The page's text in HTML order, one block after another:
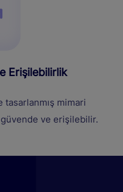
Erişilebilirlik
tasarlanmış mimari
ve erişilebilir.